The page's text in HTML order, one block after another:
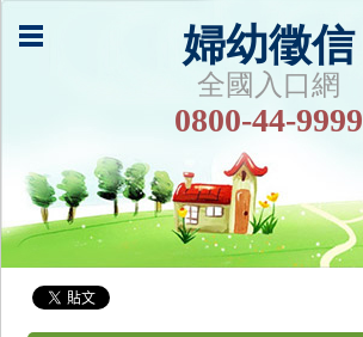
婦幼徵信
全國入口網
0800-44-9999